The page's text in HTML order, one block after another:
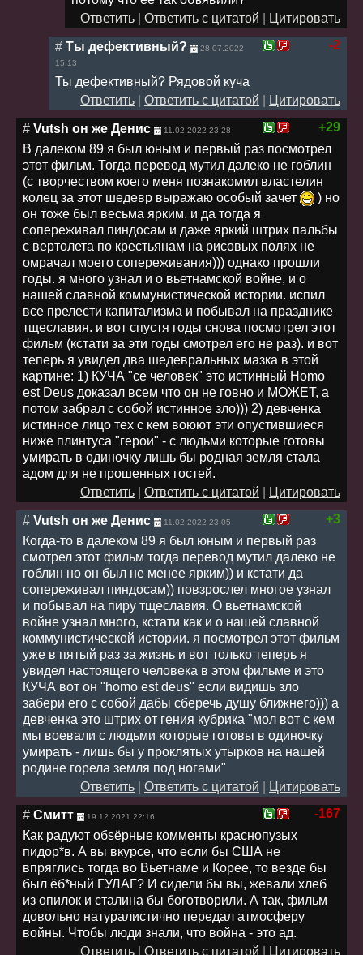
Ответить
Ответить с цитатой
Цитировать
-2
# Ты дефективный?
28.07.2022
15:13
Ты дефективный? Рядовой куча
Ответить
Ответить с цитатой
Цитировать
+29
# Vutsh он же Денис 11.02.2022 23:28
В далеком 89 я был юным и первый раз посмотрел
этот фильм. Тогда перевод мутил далеко не гоблин
(с творчеством коего меня познакомил властелин
колец за этот шедевр выражаю особый зачет
) но
он тоже был весьма ярким. и да тогда я
сопереживал пиндосам и даже яркий штрих пальбы
с вертолета по крестьянам на рисовых полях не
омрачал моего сопереживания))) однако прошли
годы. я много узнал и о вьетнамской войне, и о
нашей славной коммунистической истории. испил
все прелести капитализма и побывал на празднике
тщеславия. и вот спустя годы снова посмотрел этот
фильм (кстати за эти годы смотрел его не раз). и вот
теперь я увидел два шедевральных мазка в этой
картине: 1) КУЧА "се человек" это истинный Homo
est Deus доказал всем что он не говно и МОЖЕТ, а
потом забрал с собой истинное зло))) 2) девченка
истинное лицо тех с кем воюют эти опустившиеся
ниже плинтуса "герои" - с людьми которые готовы
умирать в одиночку лишь бы родная земля стала
адом для не прошенных гостей.
Ответить
Ответить с цитатой
Цитировать
+3
# Vutsh он же Денис 11.02.2022 23:05
Когда-то в далеком 89 я был юным и первый раз
смотрел этот фильм тогда перевод мутил далеко не
гоблин но он был не менее ярким)) и кстати да
сопереживал пиндосам)) повзрослел многое узнал
и побывал на пиру тщеславия. О вьетнамской
войне узнал много, кстати как и о нашей славной
коммунистической истории. я посмотрел этот фильм
уже в пятый раз за жизнь и вот только теперь я
увидел настоящего человека в этом фильме и это
КУЧА вот он "homo est deus" если видишь зло
забери его с собой дабы сберечь душу ближнего))) а
девченка это штрих от гения кубрика "мол вот с кем
мы воевали с людьми которые готовы в одиночку
умирать - лишь бы у проклятых утырков на нашей
родине горела земля под ногами"
Ответить
Ответить с цитатой
Цитировать
-167
# Смитт 19.12.2021 22:16
Как радуют обsёрные комменты краснопузых
пидор*в. А вы вкурсе, что если бы США не
впряглись тогда во Вьетнаме и Корее, то везде бы
был ёб*ный ГУЛАГ? И сидели бы вы, жевали хлеб
из опилок и сталина бы боготворили. А так, фильм
довольно натуралистично передал атмосферу
войны. Чтобы люди знали, что война - это ад.
Ответить
Ответить с цитатой
Цитировать